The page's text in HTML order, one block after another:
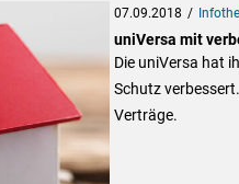
07.09.2018
uniVersa mit
Die uniVersa hat
Schutz
Verträge.